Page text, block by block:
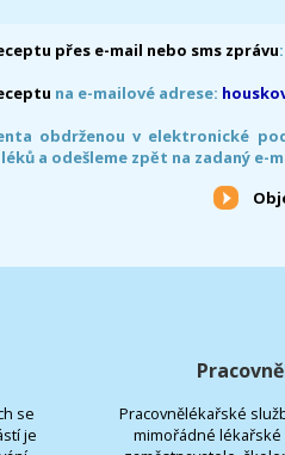
přes e-mail nebo sms zprávu:
na e-mailové adrese:
obdrženou v elektronické
a odešleme zpět na zadaný
se
je
Pracovnělékařské
mimořádné